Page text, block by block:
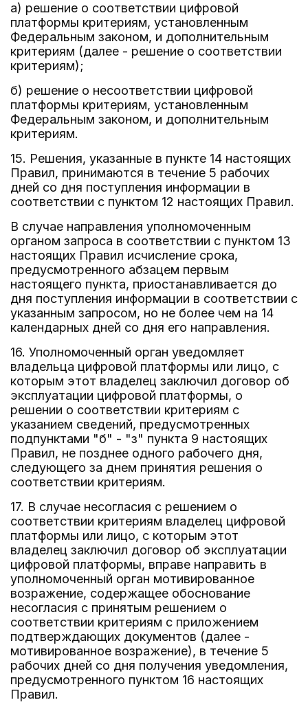
а) решение о соответствии цифровой
платформы критериям, установленным
Федеральным законом, и дополнительным
критериям (далее - решение о соответствии
критериям);
б) решение о несоответствии цифровой
платформы критериям, установленным
Федеральным законом, и дополнительным
критериям.
15. Решения, указанные в пункте 14 настоящих
Правил, принимаются в течение 5 рабочих
дней со дня поступления информации в
соответствии с пунктом 12 настоящих Правил.
В случае направления уполномоченным
органом запроса в соответствии с пунктом 13
настоящих Правил исчисление срока,
предусмотренного абзацем первым
настоящего пункта, приостанавливается до
дня поступления информации в соответствии с
указанным запросом, но не более чем на 14
календарных дней со дня его направления.
16. Уполномоченный орган уведомляет
владельца цифровой платформы или лицо, с
которым этот владелец заключил договор об
эксплуатации цифровой платформы, о
решении о соответствии критериям с
указанием сведений, предусмотренных
подпунктами "б" - "з" пункта 9 настоящих
Правил, не позднее одного рабочего дня,
следующего за днем принятия решения о
соответствии критериям.
17. В случае несогласия с решением о
соответствии критериям владелец цифровой
платформы или лицо, с которым этот
владелец заключил договор об эксплуатации
цифровой платформы, вправе направить в
уполномоченный орган мотивированное
возражение, содержащее обоснование
несогласия с принятым решением о
соответствии критериям с приложением
подтверждающих документов (далее -
мотивированное возражение), в течение 5
рабочих дней со дня получения уведомления,
предусмотренного пунктом 16 настоящих
Правил.